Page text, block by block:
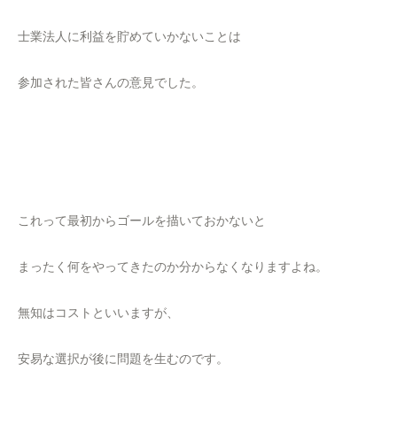
士業法人に利益を貯めていかないことは
参加された皆さんの意見でした。
これって最初からゴールを描いておかないと
まったく何をやってきたのか分からなくなりますよね。
無知はコストといいますが、
安易な選択が後に問題を生むのです。